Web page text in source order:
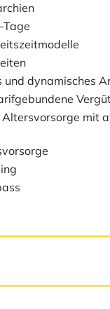
und dynamisches
Altersvorsorge mit